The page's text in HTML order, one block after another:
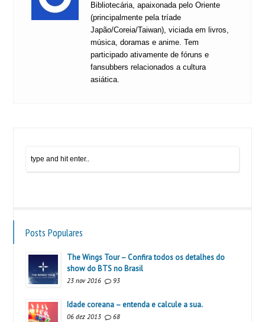
Bibliotecária, apaixonada pelo Oriente
(principalmente pela tríade
Japão/Coreia/Taiwan), viciada em livros,
música, doramas e anime. Tem
participado ativamente de fóruns e
fansubbers relacionados a cultura
asiática.
Posts Populares
The Wings Tour – Confira todos os detalhes do
show do BTS no Brasil
23 nov 2016 93
Idade coreana – entenda e calcule a sua.
06 dez 2013 68